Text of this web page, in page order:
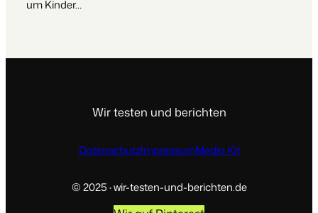
um Kinder…
Wir testen und berichten
DatenschutzImpressumMedia Kit
© 2025 · wir-testen-und-berichten.de